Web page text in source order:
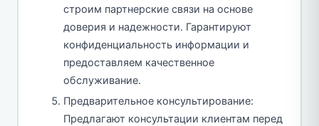
строим партнерские связи на основе
доверия и надежности. Гарантируют
конфиденциальность информации и
предоставляем качественное
обслуживание.
Предварительное консультирование:
Предлагают консультации клиентам перед